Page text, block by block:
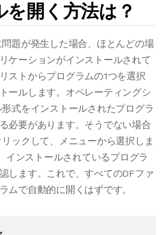
を開く方法は？
題が発生した場合、ほとんどの場
ケーションがインストールされて
ストからプログラムの1つを選択
ールします。オペレーティングシ
式をインストールされたプログラ
必要があります。そうでない場合
ックして、メニューから選択しま
インストールされているプログラ
します。これで、すべてのDFファ
ムで自動的に開くはずです。